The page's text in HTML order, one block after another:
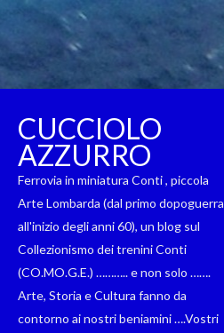
CUCCIOLO
AZZURRO
Ferrovia in miniatura Conti , piccola
Arte Lombarda (dal primo dopoguerra
all'inizio degli anni 60), un blog sul
Collezionismo dei trenini Conti
(CO.MO.G.E.) ……….. e non solo …….
Arte, Storia e Cultura fanno da
contorno ai nostri beniamini ….Vostri